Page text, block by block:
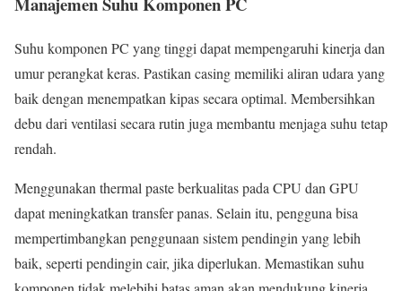
Suhu komponen PC yang tinggi dapat mempengaruhi kinerja dan
umur perangkat keras. Pastikan casing memiliki aliran udara yang
baik dengan menempatkan kipas secara optimal. Membersihkan
debu dari ventilasi secara rutin juga membantu menjaga suhu tetap
rendah.
Menggunakan thermal paste berkualitas pada CPU dan GPU
dapat meningkatkan transfer panas. Selain itu, pengguna bisa
mempertimbangkan penggunaan sistem pendingin yang lebih
baik, seperti pendingin cair, jika diperlukan. Memastikan suhu